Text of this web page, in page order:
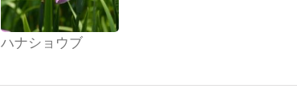
ハナショウブ